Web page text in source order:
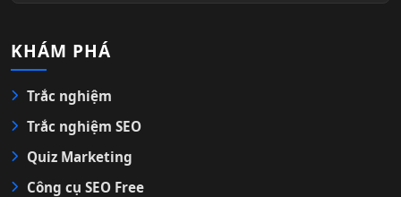
KHÁM PHÁ
Trắc nghiệm
Trắc nghiệm SEO
Quiz Marketing
Công cụ SEO Free